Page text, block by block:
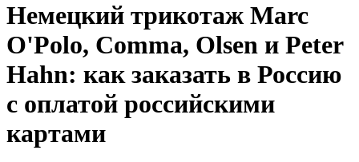
Немецкий трикотаж Marc
O'Polo, Comma, Olsen и Peter
Hahn: как заказать в Россию
с оплатой российскими
картами